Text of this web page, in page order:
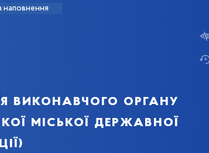
наповнення
виконавчого органу
міської державної